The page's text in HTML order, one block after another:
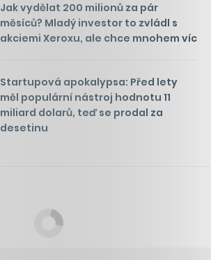
Jak vydělat 200 milionů za pár
měsíců? Mladý investor to zvládl s
akciemi Xeroxu, ale chce mnohem víc
Startupová apokalypsa: Před lety
měl populární nástroj hodnotu 11
miliard dolarů, teď se prodal za
desetinu